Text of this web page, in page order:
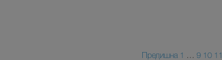
Предишна 1 … 9 10 11